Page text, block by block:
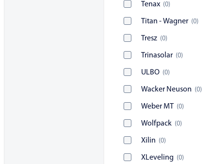
Tenax (0)
Titan - Wagner (0)
Tresz (0)
Trinasolar (0)
ULBO (0)
Wacker Neuson (0)
Weber MT (0)
Wolfpack (0)
Xilin (0)
XLeveling (0)